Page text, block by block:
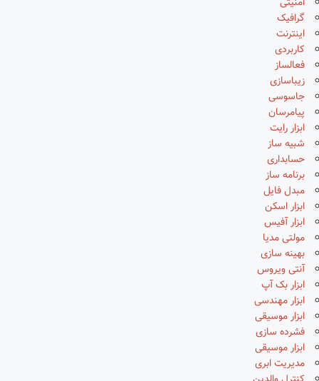
گرافیک
اینترنت
کاربردی
فعالساز
زیباسازی
جاسوسی
پیامرسان
ابزار رایت
شبیه ساز
حسابداری
برنامه ساز
مبدل فایل
ابزار اسکن
ابزار آفیس
مولتی مدیا
بهینه سازی
آنتی ویروس
ابزار بک آپ
ابزار مهندسی
ابزار موسیقی
فشرده سازی
ابزار موسیقی
مدیریت ابری